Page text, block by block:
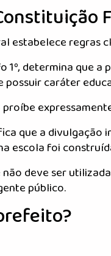
estabelece regras
1º, determina que
possuir caráter
que a
escola foi
não deve ser
público.